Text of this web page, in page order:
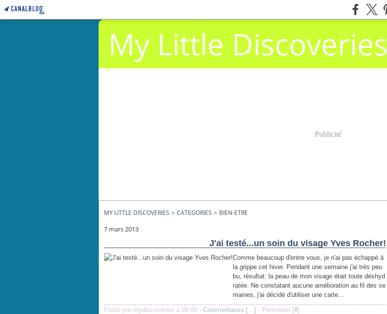
My Little Discoveries
Publicité
MY LITTLE DISCOVERIES > CATEGORIES > BIEN-ETRE
7 mars 2013
J'ai testé...un soin du visage Yves Rocher!
Comme beaucoup d'entre vous, je n'ai pas échappé à
la grippe cet hiver. Pendant une semaine j'ai très peu
bu, résultat: la peau de mon visage était toute déshyd
ratée. Ne constatant aucune amélioration au fil des se
maines, j'ai décidé d'utiliser une carte...
Posté par mydiscoveries à 08:00 - Commentaires […] - Permalien [#]